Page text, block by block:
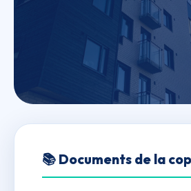
SDC 126 BIS
ALSACE
📚 Documents de la